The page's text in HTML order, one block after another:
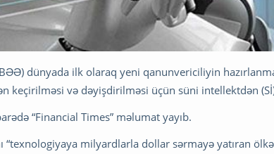
dünyada ilk olaraq yeni qanunvericiliyin
keçirilməsi və dəyişdirilməsi üçün süni intellektdən
“Financial Times” məlumat yayıb.
“texnologiyaya milyardlarla dollar sərmayə yatıran